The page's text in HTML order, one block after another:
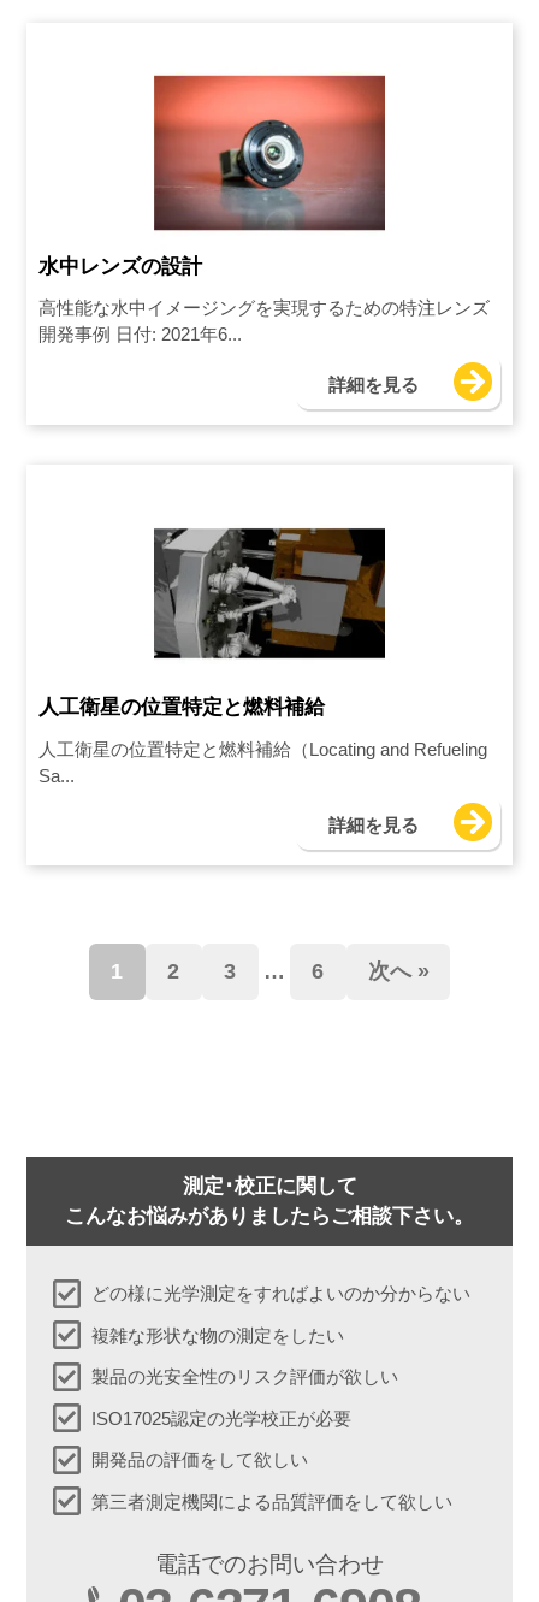
水中レンズの設計
高性能な水中イメージングを実現するための特注レンズ
開発事例 日付: 2021年6...
詳細を見る
人工衛星の位置特定と燃料補給
人工衛星の位置特定と燃料補給（Locating and Refueling
Sa...
詳細を見る
1 2 3 … 6 次へ »
測定･校正に関して
こんなお悩みがありましたらご相談下さい。
どの様に光学測定をすればよいのか分からない
複雑な形状な物の測定をしたい
製品の光安全性のリスク評価が欲しい
ISO17025認定の光学校正が必要
開発品の評価をして欲しい
第三者測定機関による品質評価をして欲しい
電話でのお問い合わせ